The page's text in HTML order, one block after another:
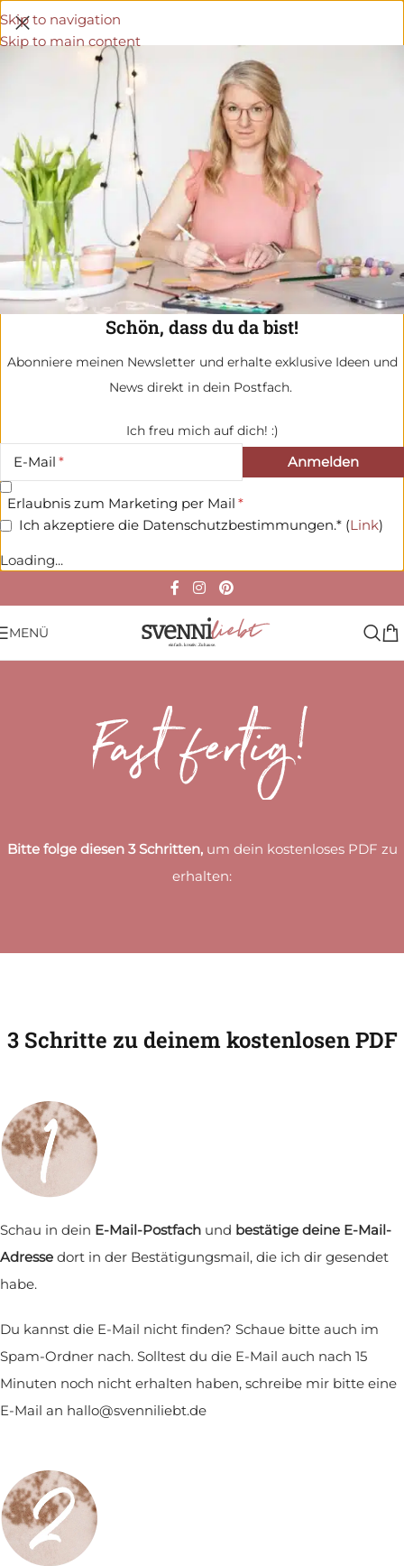
Schön, dass du da bist!
Abonniere meinen Newsletter und erhalte exklusive Ideen und
News direkt in dein Postfach.
Ich freu mich auf dich! :)
E-Mail
Erlaubnis zum Marketing per Mail
Ich akzeptiere die Datenschutzbestimmungen.* (Link)
Loading...
Skip to navigation
Skip to main content
MENÜ
Bitte folge diesen 3 Schritten, um dein kostenloses PDF zu
erhalten:
3 Schritte zu deinem kostenlosen PDF
Schau in dein E-Mail-Postfach und bestätige deine E-Mail-
Adresse dort in der Bestätigungsmail, die ich dir gesendet
habe.
Du kannst die E-Mail nicht finden? Schaue bitte auch im
Spam-Ordner nach. Solltest du die E-Mail auch nach 15
Minuten noch nicht erhalten haben, schreibe mir bitte eine
E-Mail an hallo@svenniliebt.de